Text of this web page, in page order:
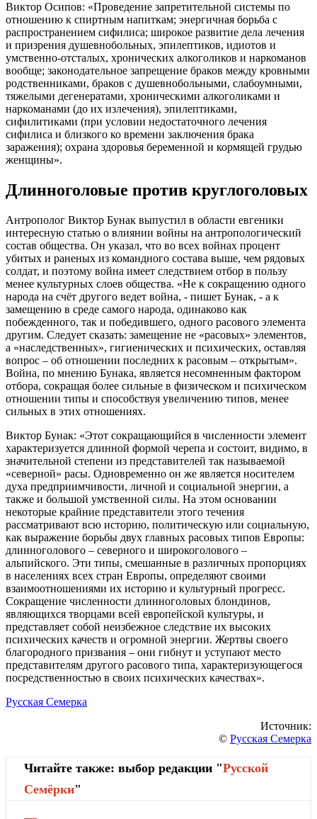
Виктор Осипов: «Проведение запретительной системы по
отношению к спиртным напиткам; энергичная борьба с
распространением сифилиса; широкое развитие дела лечения
и призрения душевнобольных, эпилептиков, идиотов и
умственно-отсталых, хронических алкоголиков и наркоманов
вообще; законодательное запрещение браков между кровными
родственниками, браков с душевнобольными, слабоумными,
тяжелыми дегенератами, хроническими алкоголиками и
наркоманами (до их излечения), эпилептиками,
сифилитиками (при условии недостаточного лечения
сифилиса и близкого ко времени заключения брака
заражения); охрана здоровья беременной и кормящей грудью
женщины».
Длинноголовые против круглоголовых
Антрополог Виктор Бунак выпустил в области евгеники
интересную статью о влиянии войны на антропологический
состав общества. Он указал, что во всех войнах процент
убитых и раненых из командного состава выше, чем рядовых
солдат, и поэтому война имеет следствием отбор в пользу
менее культурных слоев общества. «Не к сокращению одного
народа на счёт другого ведет война, - пишет Бунак, - а к
замещению в среде самого народа, одинаково как
побежденного, так и победившего, одного расового элемента
другим. Следует сказать: замещение не «расовых» элементов,
а «наследственных», гигиенических и психических, оставляя
вопрос – об отношении последних к расовым – открытым».
Война, по мнению Бунака, является несомненным фактором
отбора, сокращая более сильные в физическом и психическом
отношении типы и способствуя увеличению типов, менее
сильных в этих отношениях.
Виктор Бунак: «Этот сокращающийся в численности элемент
характеризуется длинной формой черепа и состоит, видимо, в
значительной степени из представителей так называемой
«северной» расы. Одновременно он же является носителем
духа предприимчивости, личной и социальной энергии, а
также и большой умственной силы. На этом основании
некоторые крайние представители этого течения
рассматривают всю историю, политическую или социальную,
как выражение борьбы двух главных расовых типов Европы:
длинноголового – северного и широкоголового –
альпийского. Эти типы, смешанные в различных пропорциях
в населениях всех стран Европы, определяют своими
взаимоотношениями их историю и культурный прогресс.
Сокращение численности длинноголовых блондинов,
являющихся творцами всей европейской культуры, и
представляет собой неизбежное следствие их высоких
психических качеств и огромной энергии. Жертвы своего
благородного призвания – они гибнут и уступают место
представителям другого расового типа, характеризующегося
посредственностью в своих психических качествах».
Русская Семерка
Источник:
© Русская Семерка
Читайте также: выбор редакции "Русской
Cемёрки"